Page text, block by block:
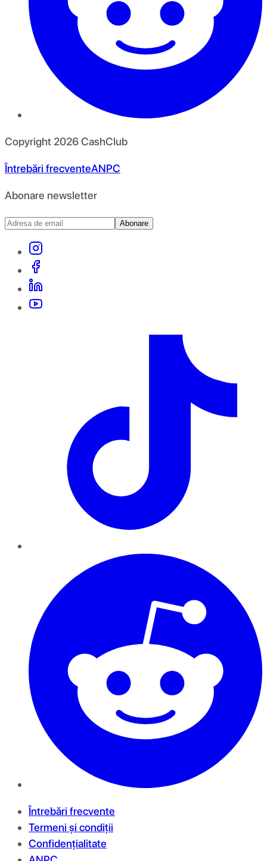
Copyright 2026CashClub
Întrebări frecventeANPC
Abonare newsletter
Abonare
Întrebări frecvente
Termeni și condiții
Confidențialitate